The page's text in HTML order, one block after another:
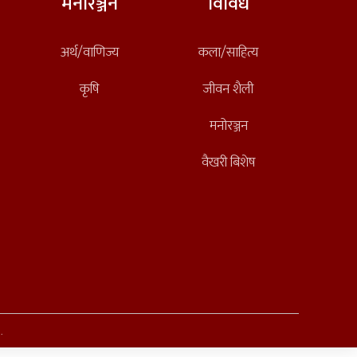
अर्थ/वाणिज्य
कृषि
कला/साहित्य
जीवन शैली
मनोरञ्जन
वैखरी बिशेष